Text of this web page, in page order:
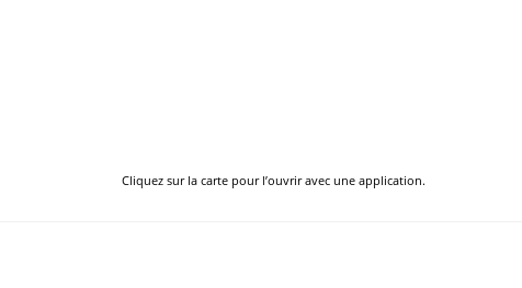
Cliquez sur la carte pour l’ouvrir avec une application.